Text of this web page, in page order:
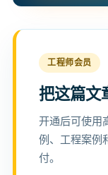
工程师会员
把这篇文
开通后可使用
例、工程案例
付。